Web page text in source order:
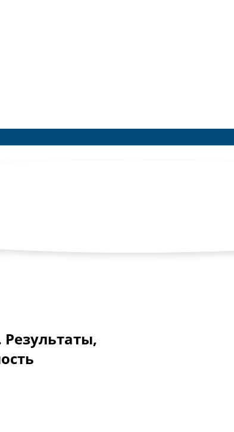
Результаты,